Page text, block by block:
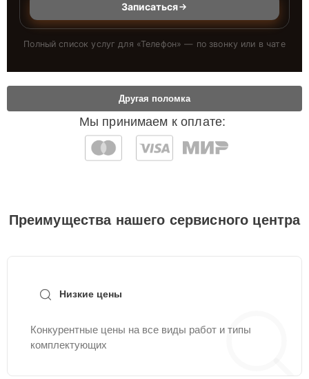
Записаться
Полный список услуг для «Телефон» — по звонку или в чате
Мы принимаем к оплате:
Другая поломка
Преимущества нашего сервисного центра
Низкие цены
Конкурентные цены на все виды работ и типы
комплектующих